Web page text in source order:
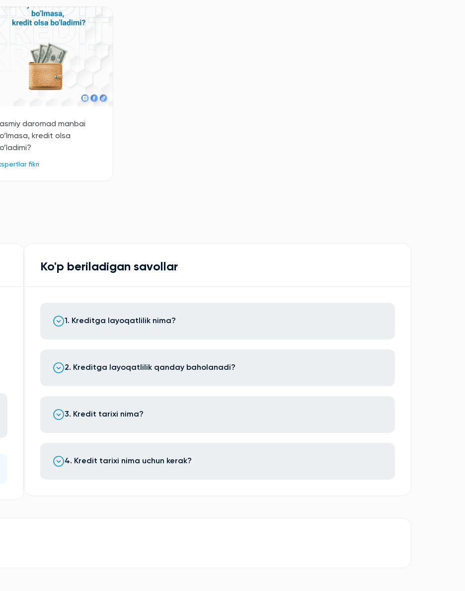
daromad manbai
kredit olsa
fikri
Ko'p beriladigan savollar
1. Kreditga layoqatlilik nima?
2. Kreditga layoqatlilik qanday baholanadi?
3. Kredit tarixi nima?
4. Kredit tarixi nima uchun kerak?